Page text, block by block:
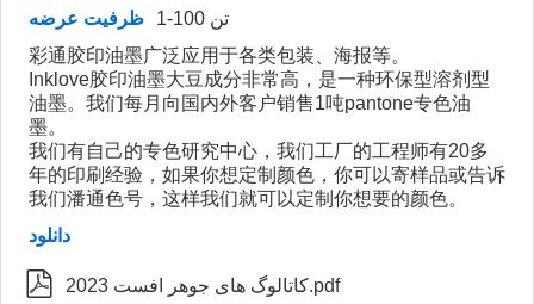
ظرفیت عرضه
1-100 تن
彩通胶印油墨广泛应用于各类包装、海报等。
Inklove胶印油墨大豆成分非常高，是一种环保型溶剂型
油墨。我们每月向国内外客户销售1吨pantone专色油
墨。
我们有自己的专色研究中心，我们工厂的工程师有20多
年的印刷经验，如果你想定制颜色，你可以寄样品或告诉
我们潘通色号，这样我们就可以定制你想要的颜色。
دانلود
 کاتالوگ های جوهر افست 2023.pdf